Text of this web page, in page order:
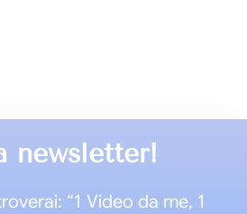
newsletter!
“1 Video da me, 1